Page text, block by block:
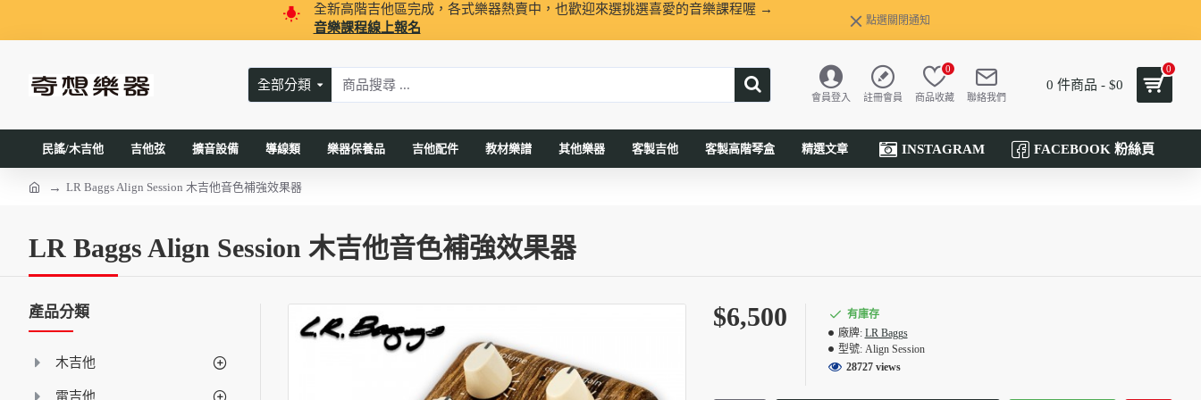
全新高階吉他區完成，各式樂器熱賣中，也歡迎來選挑選喜愛的音樂課程喔 →
音樂課程線上報名
點選關閉通知
全部分類
會員登入 註冊會員 商品收藏
0
聯絡我們
0 件商品 - $0
0
民謠/木吉他 吉他弦 擴音設備 導線類 樂器保養品 吉他配件 教材樂譜 其他樂器 客製吉他 客製高階琴盒 精選文章 INSTAGRAM FACEBOOK 粉絲頁
LR Baggs Align Session 木吉他音色補強效果器
LR Baggs Align Session 木吉他音色補強效果器
產品分類
木吉他
電吉他
$6,500
有庫存
廠牌: LR Baggs
型號: Align Session
28727 views